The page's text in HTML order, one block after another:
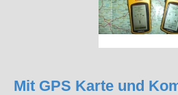
Mit GPS Karte und